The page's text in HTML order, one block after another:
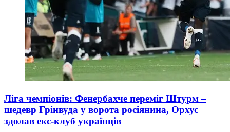
Ліга чемпіонів: Фенербахче переміг Штурм –
шедевр Грінвуда у ворота росіянина, Орхус
здолав екс-клуб українців